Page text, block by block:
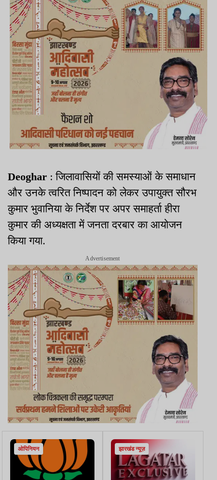
Deoghar : जिलावासियों की समस्याओं के समाधान
और उनके त्वरित निष्पादन को लेकर उपायुक्त सौरभ
कुमार भुवानिया के निर्देश पर अपर समाहर्ता हीरा
कुमार की अध्यक्षता में जनता दरबार का आयोजन
किया गया.
Advertisement
ओपिनियन झारखंड न्यूज़